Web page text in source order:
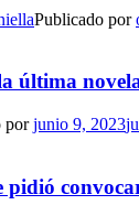
Publicado por
última
porjunio 9, 2023
pidió